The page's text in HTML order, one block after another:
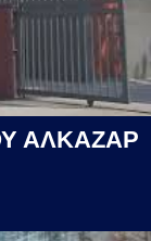
ΑΛΚΑΖΑΡ